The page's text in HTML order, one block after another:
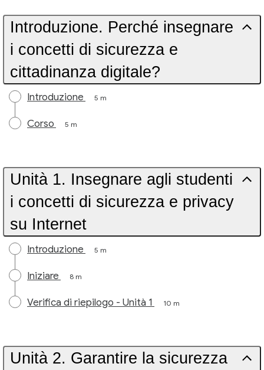
Introduzione. Perché insegnare
i concetti di sicurezza e
cittadinanza digitale?
Introduzione 5 m
Corso 5 m
Unità 1. Insegnare agli studenti
i concetti di sicurezza e privacy
su Internet
Introduzione 5 m
Iniziare 8 m
Verifica di riepilogo - Unità 1 10 m
Unità 2. Garantire la sicurezza